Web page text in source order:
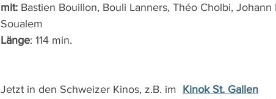
mit: Bastien Bouillon, Bouli Lanners, Théo Cholbi,
Soualem
Länge: 114 min.
Jetzt in den Schweizer Kinos, z.B. im Kinok St. Gallen